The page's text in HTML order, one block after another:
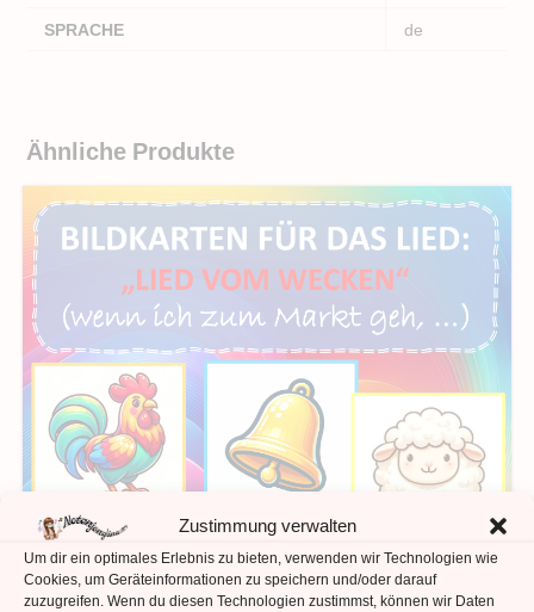
Zustimmung verwalten
Um dir ein optimales Erlebnis zu bieten, verwenden wir Technologien wie
Cookies, um Geräteinformationen zu speichern und/oder darauf
zuzugreifen. Wenn du diesen Technologien zustimmst, können wir Daten
SPRACHE
de
Ähnliche Produkte